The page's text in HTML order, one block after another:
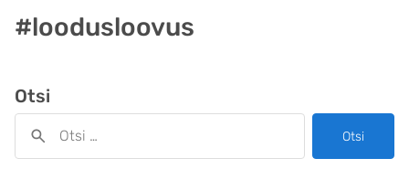
#loodusloovus
Otsi
Otsi